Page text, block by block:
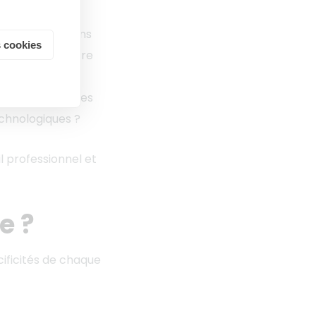
cookies
dans
ne pas être
maintenir les
?
professionnel et
?
de chaque